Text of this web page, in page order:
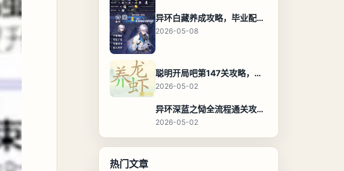
异环白藏养成攻略，毕业配装、技能加点与阵容搭配保姆级解析
2026-05-08
聪明开局吧第147关攻略，养龙虾找出27个常用字通关答案
2026-05-02
异环深蓝之恸全流程通关攻略，教程与隐藏奖励
2026-05-02
热门文章